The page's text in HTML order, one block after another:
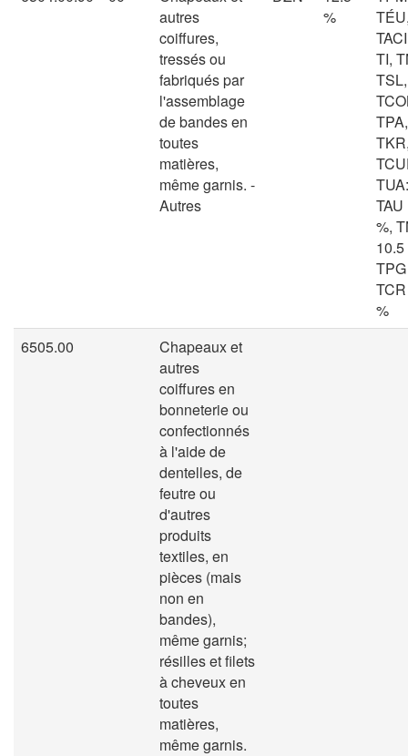
autres
coiffures,
tressés ou
fabriqués par
l'assemblage
de bandes en
toutes
matières,
même garnis. -
Autres
%
TI,
%,
10.5
%
6505.00
Chapeaux et
autres
coiffures en
bonneterie ou
confectionnés
à l'aide de
dentelles, de
feutre ou
d'autres
produits
textiles, en
pièces (mais
non en
bandes),
même garnis;
résilles et filets
à cheveux en
toutes
matières,
même garnis.